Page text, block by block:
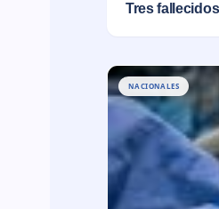
Tres
NACIONALES